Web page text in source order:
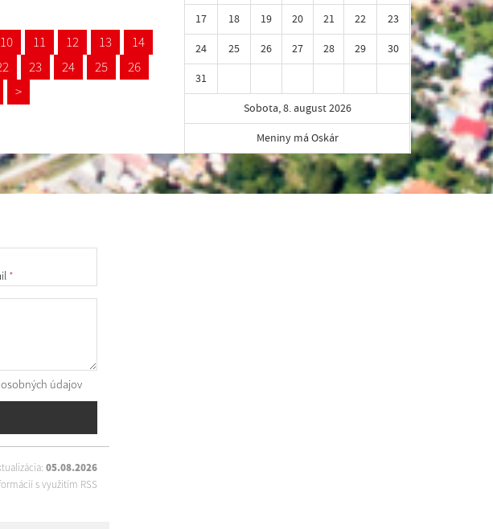
10 11 12 13
14
23 24 25
26
>
17
18 19 20 21 22
23
24
25 26 27 28 29
30
31
Sobota, 8. august 2026
Meniny má Oskár
*
údajov
05.08.2026
s využitím RSS